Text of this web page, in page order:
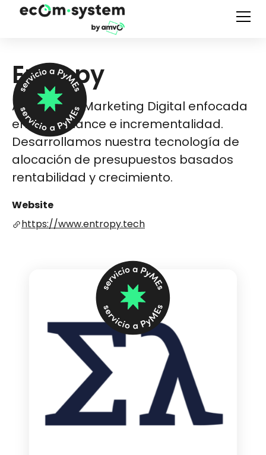
Entropy
Agencia de Marketing Digital enfocada
en perfomance e incrementalidad.
Desarrollamos nuestra tecnología de
alocación de presupuestos basados
rentabilidad y crecimiento.
Website
https://www.entropy.tech